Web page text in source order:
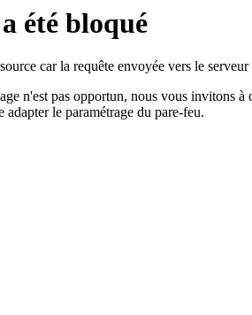
été bloqué
car la requête envoyée vers le serveur
n'est pas opportun, nous vous invitons à
le paramétrage du pare-feu.